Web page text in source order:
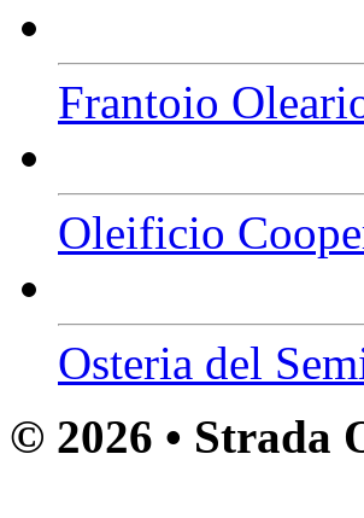
Frantoio
Oleificio
Osteria del
© 2026 • Strada